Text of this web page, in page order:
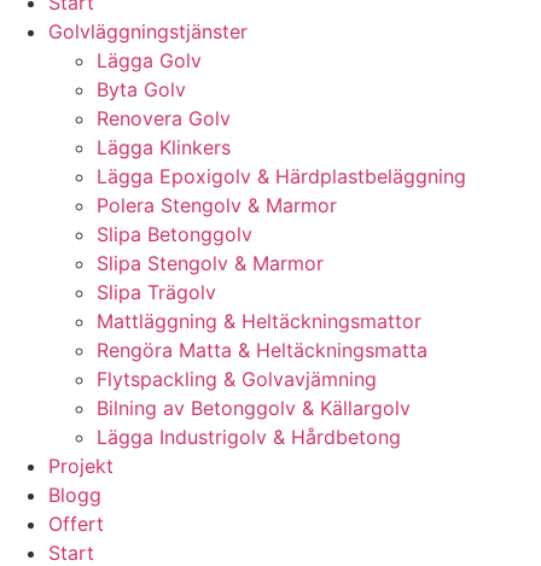
Golvläggningstjänster
Lägga Golv
Byta Golv
Renovera Golv
Lägga Klinkers
Lägga Epoxigolv & Härdplastbeläggning
Polera Stengolv & Marmor
Slipa Betonggolv
Slipa Stengolv & Marmor
Slipa Trägolv
Mattläggning & Heltäckningsmattor
Rengöra Matta & Heltäckningsmatta
Flytspackling & Golvavjämning
Bilning av Betonggolv & Källargolv
Lägga Industrigolv & Hårdbetong
Projekt
Blogg
Offert
Start